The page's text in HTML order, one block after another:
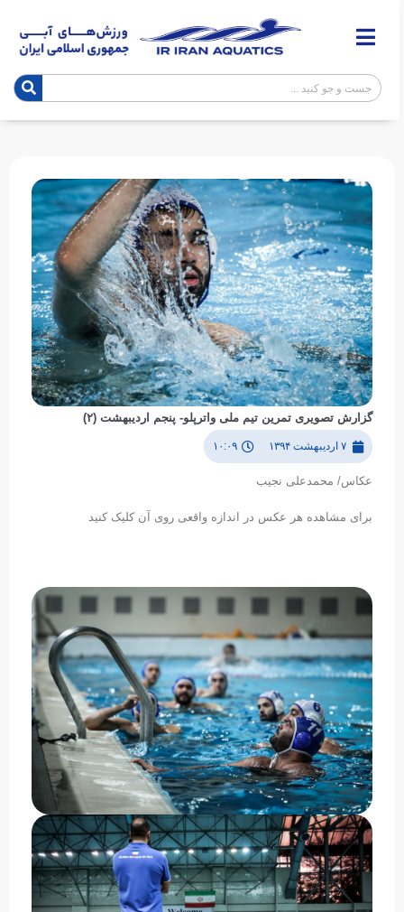
گزارش تصویری تمرین تیم ملی واترپلو- پنجم اردیبهشت (۲)
۷ اردیبهشت ۱۳۹۴ ۱۰:۰۹
عکاس/ محمدعلی نجیب
برای مشاهده هر عکس در اندازه واقعی روی آن کلیک کنید